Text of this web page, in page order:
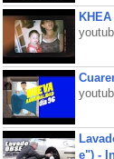
e") -